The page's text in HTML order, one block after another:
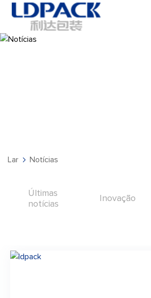
Lar Notícias
Últimas
notícias
Inovação